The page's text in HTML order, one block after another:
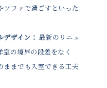
ソファで過ごすといった
ザイン： 最新のリニュ
の境界の段差をなく
ままでも入室できる工夫